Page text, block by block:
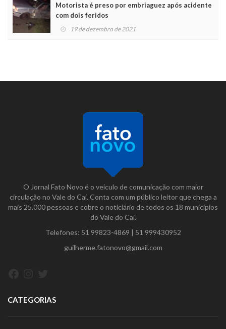
Motorista é preso por embriaguez após acidente
com dois feridos
19 de dezembro de 2021
O Jornal Fato Novo é o veículo de comunicação com maior
circulação no Vale do Caí. Conta com um público leitor que chega a
mais 25.000 pessoas e cobre o noticiário de todos os 18 municípios
do Vale do Caí.
Telefones: 51 99823-4869 | 51 999430952
guilherme.fatonovo@gmail.com
CATEGORIAS